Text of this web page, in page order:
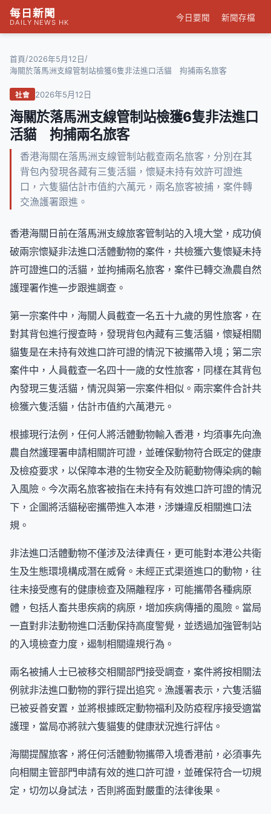
每日新聞
DAILY NEWS HK
今日要聞 新聞存檔
首頁/2026年5月12日 /
海關於落馬洲支線管制站檢獲6隻非法進口活貓 拘捕兩名旅客
社會 2026年5月12日
海關於落馬洲支線管制站檢獲6隻非法進口
活貓 拘捕兩名旅客
香港海關在落馬洲支線管制站截查兩名旅客，分別在其
背包內發現各藏有三隻活貓，懷疑未持有效許可證進
口，六隻貓估計市值約六萬元，兩名旅客被捕，案件轉
交漁護署跟進。
香港海關日前在落馬洲支線旅客管制站的入境大堂，成功偵
破兩宗懷疑非法進口活體動物的案件，共檢獲六隻懷疑未持
許可證進口的活貓，並拘捕兩名旅客，案件已轉交漁農自然
護理署作進一步跟進調查。
第一宗案件中，海關人員截查一名五十九歲的男性旅客，在
對其背包進行搜查時，發現背包內藏有三隻活貓，懷疑相關
貓隻是在未持有效進口許可證的情況下被攜帶入境；第二宗
案件中，人員截查一名四十一歲的女性旅客，同樣在其背包
內發現三隻活貓，情況與第一宗案件相似。兩宗案件合計共
檢獲六隻活貓，估計市值約六萬港元。
根據現行法例，任何人將活體動物輸入香港，均須事先向漁
農自然護理署申請相關許可證，並確保動物符合既定的健康
及檢疫要求，以保障本港的生物安全及防範動物傳染病的輸
入風險。今次兩名旅客被指在未持有有效進口許可證的情況
下，企圖將活貓秘密攜帶進入本港，涉嫌違反相關進口法
規。
非法進口活體動物不僅涉及法律責任，更可能對本港公共衛
生及生態環境構成潛在威脅。未經正式渠道進口的動物，往
往未接受應有的健康檢查及隔離程序，可能攜帶各種病原
體，包括人畜共患疾病的病原，增加疾病傳播的風險。當局
一直對非法動物進口活動保持高度警覺，並透過加強管制站
的入境檢查力度，遏制相關違規行為。
兩名被捕人士已被移交相關部門接受調查，案件將按相關法
例就非法進口動物的罪行提出追究。漁護署表示，六隻活貓
已被妥善安置，並將根據既定動物福利及防疫程序接受適當
護理，當局亦將就六隻貓隻的健康狀況進行評估。
海關提醒旅客，將任何活體動物攜帶入境香港前，必須事先
向相關主管部門申請有效的進口許可證，並確保符合一切規
定，切勿以身試法，否則將面對嚴重的法律後果。